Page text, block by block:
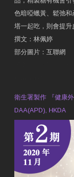
色暗啞蠟黃、鬆弛
塔一起吃，則會提升
撰文：林佩婷
部分圖片：互聯網
衛生署製作 『健康
DAA(APD), HKDA